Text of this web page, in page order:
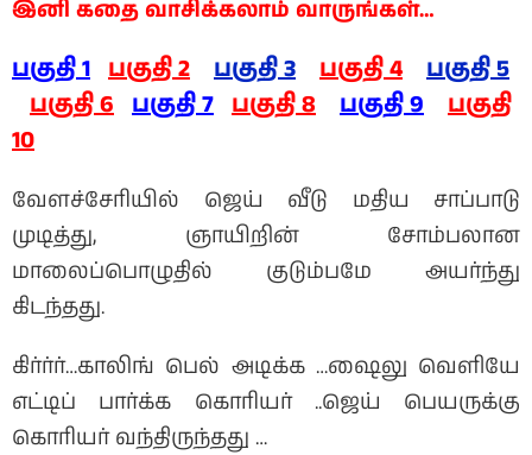
இனி கதை வாசிக்கலாம் வாருங்கள்…
பகுதி 1 பகுதி 2 பகுதி 3 பகுதி 4
பகுதி 5
பகுதி 6 பகுதி 7 பகுதி 8 பகுதி 9
பகுதி
10
வேளச்சேரியில் ஜெய் வீடு மதிய சாப்பாடு
முடித்து, ஞாயிறின் சோம்பலான
மாலைப்பொழுதில் குடும்பமே அயர்ந்து
கிடந்தது.
கிர்ர்ர்…காலிங் பெல் அடிக்க …ஷைலு வெளியே
எட்டிப் பார்க்க கொரியர் ..ஜெய் பெயருக்கு
கொரியர் வந்திருந்தது …